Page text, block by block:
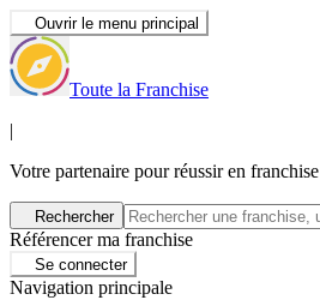
Ouvrir le menu principal
Toute la Franchise
|
Votre partenaire pour réussir en franchise
Rechercher
Référencer ma franchise
Se connecter
Navigation principale